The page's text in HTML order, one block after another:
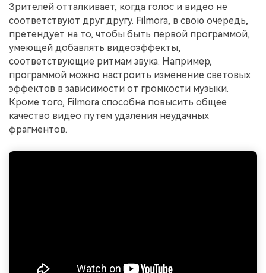
Зрителей отталкивает, когда голос и видео не
соответствуют друг другу. Filmora, в свою очередь,
претендует на то, чтобы быть первой программой,
умеющей добавлять видеоэффекты,
соответствующие ритмам звука. Например,
программой можно настроить изменение световых
эффектов в зависимости от громкости музыки.
Кроме того, Filmora способна повысить общее
качество видео путем удаления неудачных
фрагментов.